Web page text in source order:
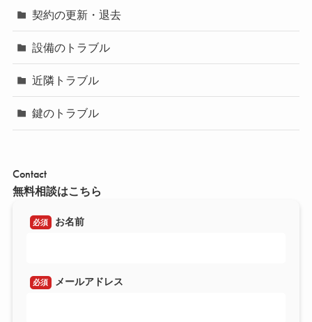
契約の更新・退去
設備のトラブル
近隣トラブル
鍵のトラブル
Contact
無料相談はこちら
必須 お名前
必須 メールアドレス